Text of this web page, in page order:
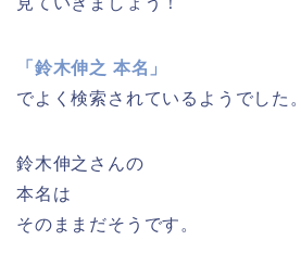
「鈴木伸之 本名」
でよく検索されているようでした。
鈴木伸之さんの
本名は
そのままだそうです。